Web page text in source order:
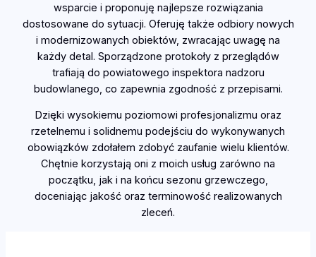
wsparcie i proponuję najlepsze rozwiązania
dostosowane do sytuacji. Oferuję także odbiory nowych
i modernizowanych obiektów, zwracając uwagę na
każdy detal. Sporządzone protokoły z przeglądów
trafiają do powiatowego inspektora nadzoru
budowlanego, co zapewnia zgodność z przepisami.
Dzięki wysokiemu poziomowi profesjonalizmu oraz
rzetelnemu i solidnemu podejściu do wykonywanych
obowiązków zdołałem zdobyć zaufanie wielu klientów.
Chętnie korzystają oni z moich usług zarówno na
początku, jak i na końcu sezonu grzewczego,
doceniając jakość oraz terminowość realizowanych
zleceń.